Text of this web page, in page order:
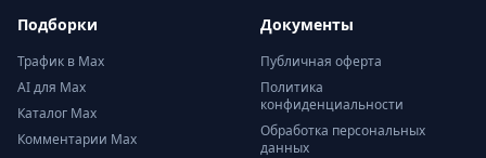
Подборки
Трафик в Max
AI для Max
Каталог Max
Комментарии Max
Документы
Публичная оферта
Политика
конфиденциальности
Обработка персональных
данных